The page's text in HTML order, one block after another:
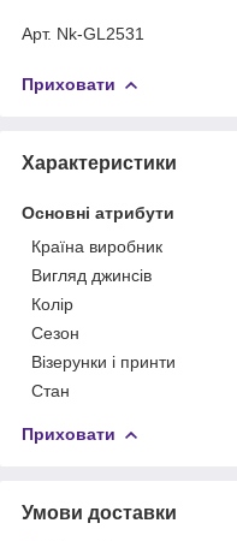
Арт. Nk-GL2531
Приховати
Характеристики
Основні атрибути
Країна виробник
Вигляд джинсів
Колір
Сезон
Візерунки і принти
Стан
Приховати
Умови доставки